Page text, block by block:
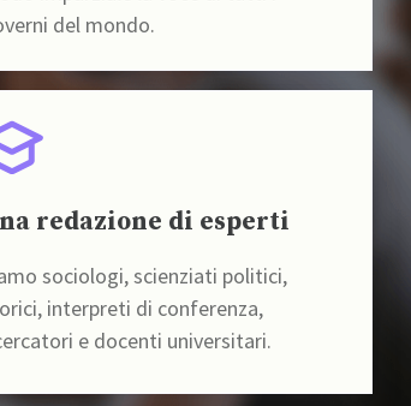
del mondo.
redazione di esperti
sociologi, scienziati politici,
interpreti di conferenza,
e docenti universitari.